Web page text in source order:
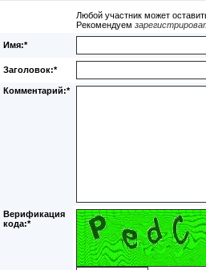
Любой участник может
Рекомендуем
Имя:*
Заголовок:*
Комментарий:*
Верификация
кода:*